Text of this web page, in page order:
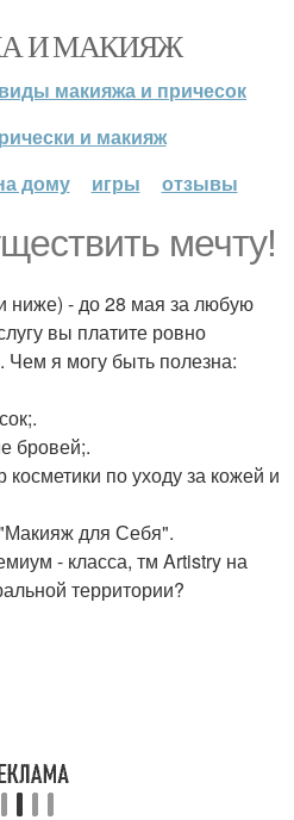
И МАКИЯЖ
виды макияжа и причесок
и макияж
дому
игры отзывы
мечту!
ниже) - до 28 мая за любую
вы платите ровно
Чем я могу быть полезна:
бровей;.
по уходу за кожей и
для Себя".
- класса, тм Artistry на
территории?